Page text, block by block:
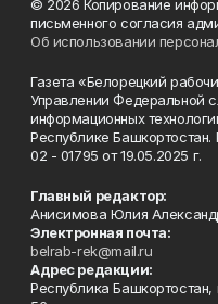
© 2026 Копирование
письменного согласия
Об использовании
Газета «Белорецкий
Управлении Федеральной
информационных
Республике
02 - 01795 от 19.05.2025 г.
Главный редактор:
Анисимова Юлия
Электронная почта:
belrab-rek@mail.ru
Адрес редакции:
Республика Башкортостан,